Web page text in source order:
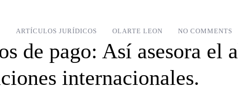
ARTÍCULOS JURÍDICOS OLARTE LEON NO COMMENTS
de pago: Así asesora el
internacionales.